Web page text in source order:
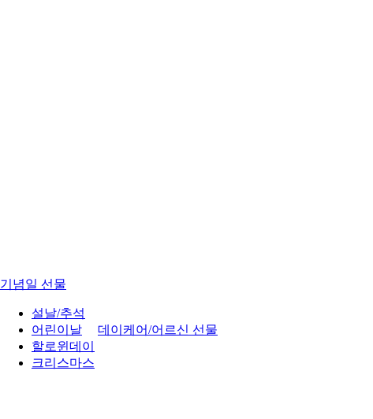
기념일 선물
설날/추석
어린이날
할로윈데이
크리스마스
데이케어/어르신 선물